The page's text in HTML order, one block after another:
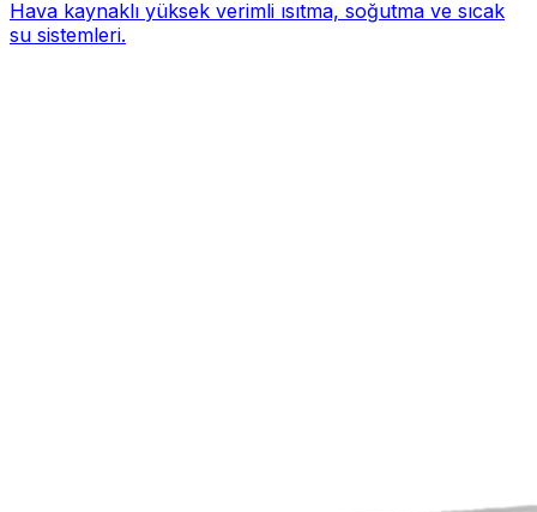
Hava kaynaklı yüksek verimli ısıtma, soğutma ve sıcak
su sistemleri.